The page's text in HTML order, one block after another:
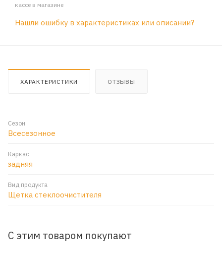
кассе в магазине
Нашли ошибку в характеристиках или описании?
ХАРАКТЕРИСТИКИ ОТЗЫВЫ
Сезон
Всесезонное
Каркас
задняя
Вид продукта
Щетка стеклоочистителя
С этим товаром покупают